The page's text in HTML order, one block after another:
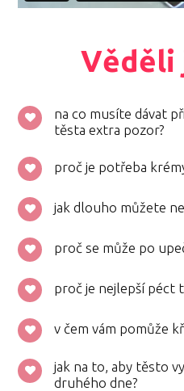
na co musíte dávat
těsta extra pozor?
proč je potřeba
jak dlouho můžete
proč se může po
proč je nejlepší péct
v čem vám pomůže
jak na to, aby těsto
druhého dne?